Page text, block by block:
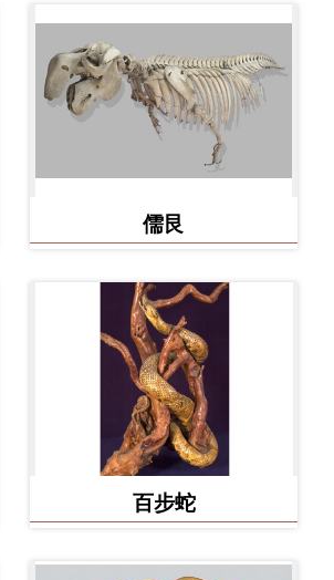
儒艮
百步蛇